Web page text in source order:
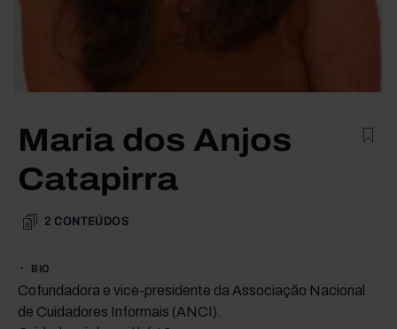
Maria dos Anjos
Catapirra
2 CONTEÚDOS
BIO
Cofundadora e vice-presidente da Associação Nacional
de Cuidadores Informais (ANCI).